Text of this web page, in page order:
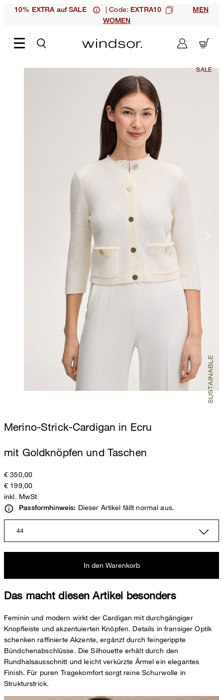
10% EXTRA auf SALE | Code: EXTRA10
MEN
WOMEN
Merino-Strick-Cardigan in Ecru
mit Goldknöpfen und Taschen
€ 350,00
€ 199,00
inkl. MwSt
Passformhinweis: Dieser Artikel fällt normal aus.
44
In den Warenkorb
Das macht diesen Artikel besonders
Feminin und modern wirkt der Cardigan mit durchgängiger
Knopfleiste und akzentuierten Knöpfen. Details in fransiger Optik
schenken raffinierte Akzente, ergänzt durch feingerippte
Bündchenabschlüsse. Die Silhouette erhält durch den
Rundhalsausschnitt und leicht verkürzte Ärmel ein elegantes
Finish. Für puren Tragekomfort sorgt reine Schurwolle in
Strukturstrick.